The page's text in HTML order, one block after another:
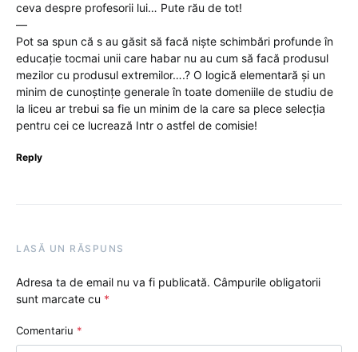
ceva despre profesorii lui… Pute rău de tot!
—
Pot sa spun că s au găsit să facă niște schimbări profunde în
educație tocmai unii care habar nu au cum să facă produsul
mezilor cu produsul extremilor….? O logică elementară și un
minim de cunoștințe generale în toate domeniile de studiu de
la liceu ar trebui sa fie un minim de la care sa plece selecția
pentru cei ce lucrează Intr o astfel de comisie!
Reply
LASĂ UN RĂSPUNS
Adresa ta de email nu va fi publicată. Câmpurile obligatorii
sunt marcate cu *
Comentariu *